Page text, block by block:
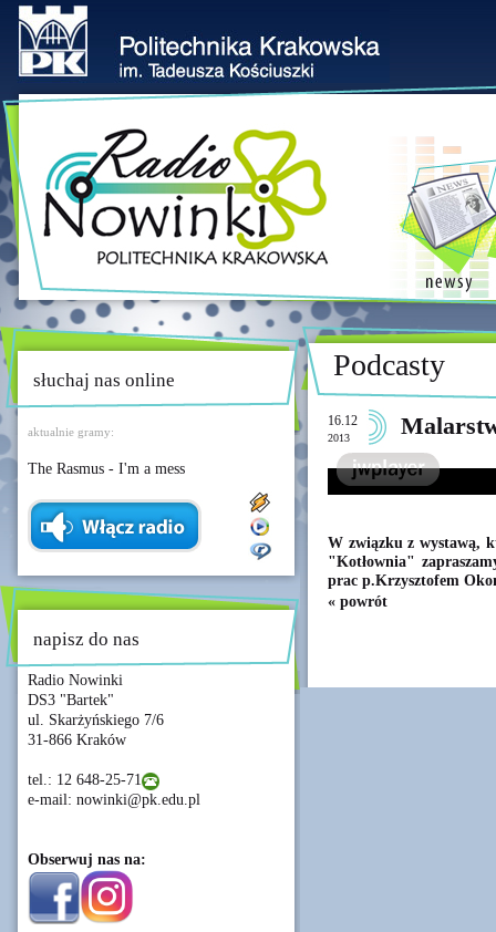
słuchaj nas online
aktualnie gramy:
The Rasmus - I'm a mess
napisz do nas
Radio Nowinki
DS3 "Bartek"
ul. Skarżyńskiego 7/6
31-866 Kraków
tel.: 12 648-25-71
e-mail: nowinki@pk.edu.pl
Obserwuj nas na:
Podcasty
16.12
2013
W związku z wystawą,
"Kotłownia"
prac p.Krzysztofem
« powrót